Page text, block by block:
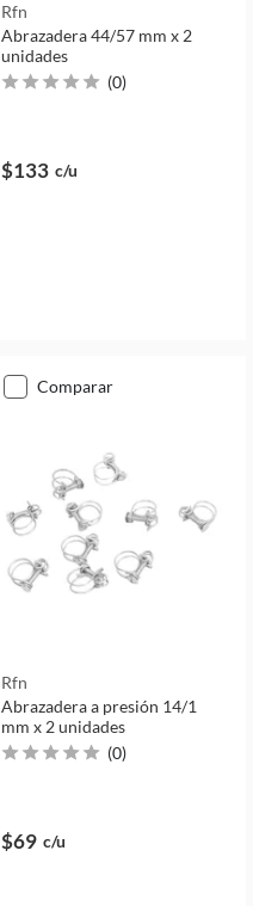
Rfn
Abrazadera 44/57 mm x 2
unidades
(0)
$133 c/u
comparar
Rfn
Abrazadera a presión 14/1
mm x 2 unidades
(0)
$69 c/u